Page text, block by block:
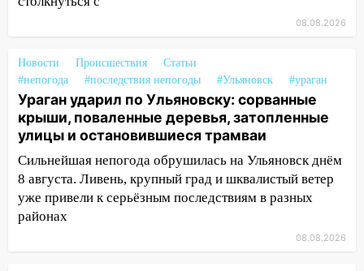
пытаются расчистить ливнёвки, не
дождавшись коммунальщиков
14:16 Шторм продолжает ломать город:
на улице Любови Шевцовой рухнул
светофор
14:14 Студента из Ульяновска обманули
мошенники под видом преподавателя
14:12
упавшее дерево или затопленную улицу
08.08.2026
Новости Происшествия
Статьи
#непогода
#последствия непогоды #Ульяновск #ураган
Ураган ударил по Ульяновску: сорванные
крыши, поваленные деревья, затопленные
улицы и остановившиеся трамваи
Сильнейшая непогода обрушилась на Ульяновск днём
8 августа. Ливень, крупный град и шквалистый ветер
уже привели к серьёзным последствиям в разных
районах
08.08.2026